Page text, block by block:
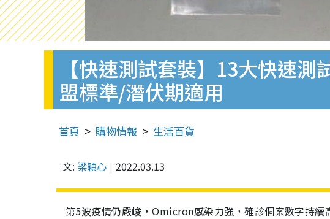
【快速測試套裝】13大快速
盟標準/潛伏期適用
首頁 購物情報 生活百貨
文: 梁穎心 2022.03.13
第5波疫情仍嚴峻，Omicron感染力強，確診個案數字持